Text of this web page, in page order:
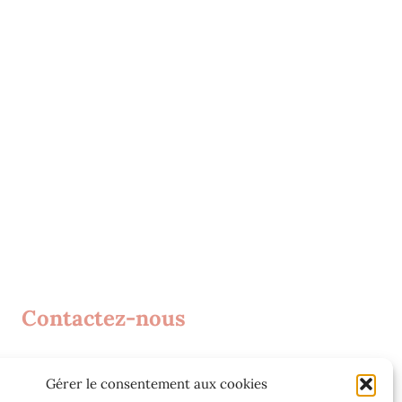
Gérer le consentement aux cookies
Contactez-nous